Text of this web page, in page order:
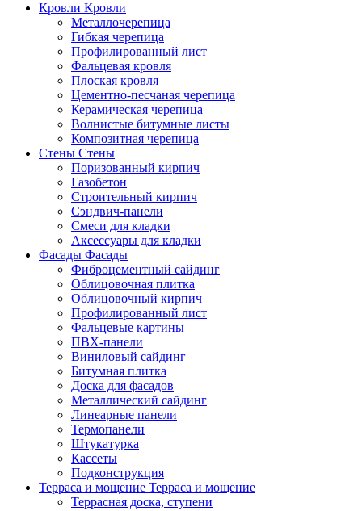
Кровли Кровли
Металлочерепица
Гибкая черепица
Профилированный лист
Фальцевая кровля
Плоская кровля
Цементно-песчаная черепица
Керамическая черепица
Волнистые битумные листы
Композитная черепица
Стены Стены
Поризованный кирпич
Газобетон
Строительный кирпич
Сэндвич-панели
Смеси для кладки
Аксессуары для кладки
Фасады Фасады
Фиброцементный сайдинг
Облицовочная плитка
Облицовочный кирпич
Профилированный лист
Фальцевые картины
ПВХ-панели
Виниловый сайдинг
Битумная плитка
Доска для фасадов
Металлический сайдинг
Линеарные панели
Термопанели
Штукатурка
Кассеты
Подконструкция
Терраса и мощение Терраса и мощение
Террасная доска, ступени